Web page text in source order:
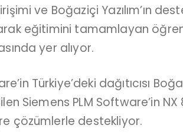
ve Boğaziçi Yazılım’ın
eğitimini tamamlayan
yer alıyor.
Türkiye’deki dağıtıcısı
Siemens PLM Software’in
çözümlerle destekliyor.